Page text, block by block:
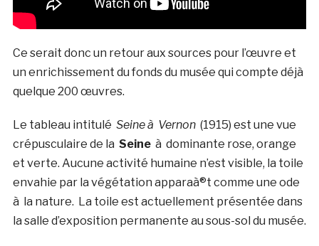
Ce serait donc un retour aux sources pour l’œuvre et
un enrichissement du fonds du musée qui compte déjà
quelque 200 œuvres.
Le tableau intitulé Seine à Vernon(1915) est une vue
crépusculaire de la Seineà dominante rose, orange
et verte. Aucune activité humaine n’est visible, la toile
envahie par la végétation apparaà®t comme une ode
à la nature. La toile est actuellement présentée dans
la salle d’exposition permanente au sous-sol du musée.